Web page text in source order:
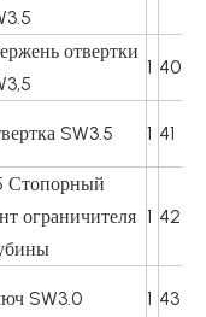
отвертки
1 40
SW3.5 1 41
Стопорный
ограничителя 1 42
SW3.0 1 43